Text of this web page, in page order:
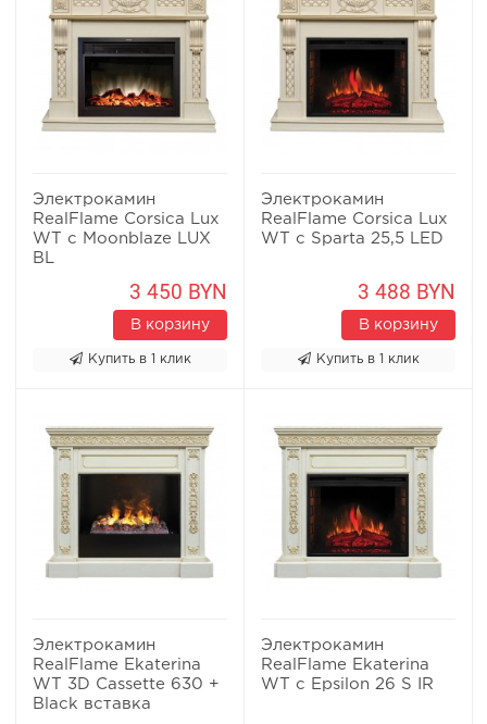
Электрокамин
RealFlame Corsica Lux
WT с Moonblaze LUX
BL
3 450 BYN
В корзину
Купить в 1 клик
Электрокамин
RealFlame Corsica Lux
WT с Sparta 25,5 LED
3 488 BYN
В корзину
Купить в 1 клик
Электрокамин
RealFlame Ekaterina
WT 3D Cassette 630 +
Black вставка
Электрокамин
RealFlame Ekaterina
WT c Epsilon 26 S IR